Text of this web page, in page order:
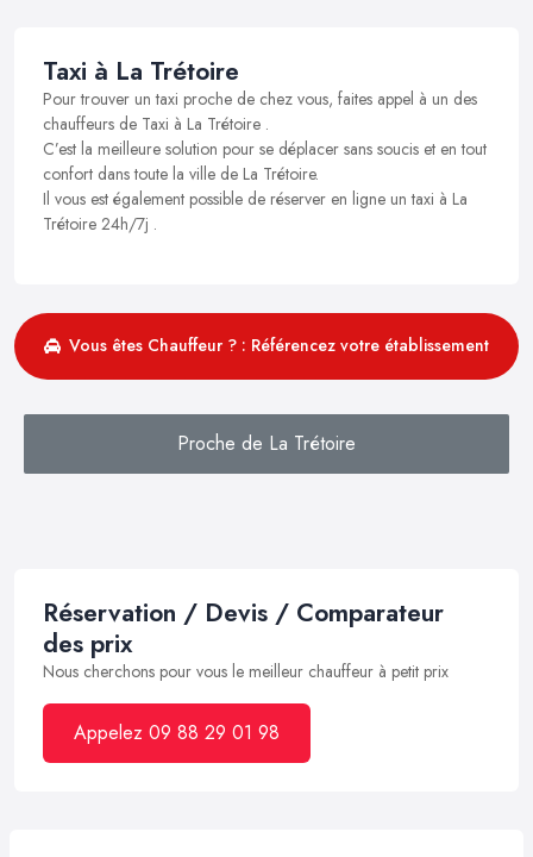
Taxi à La Trétoire
Pour trouver un taxi proche de chez vous, faites appel à un des
chauffeurs de Taxi à La Trétoire .
C’est la meilleure solution pour se déplacer sans soucis et en tout
confort dans toute la ville de La Trétoire.
Il vous est également possible de réserver en ligne un taxi à La
Trétoire 24h/7j .
Vous êtes Chauffeur ? : Référencez votre établissement
Proche de La Trétoire
Réservation / Devis / Comparateur
des prix
Nous cherchons pour vous le meilleur chauffeur à petit prix
Appelez 09 88 29 01 98